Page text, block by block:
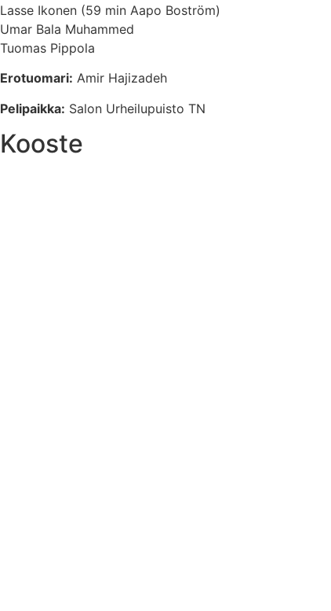
Lasse Ikonen (59 min Aapo Boström)
Umar Bala Muhammed
Tuomas Pippola
Erotuomari: Amir Hajizadeh
Pelipaikka: Salon Urheilupuisto TN
Kooste